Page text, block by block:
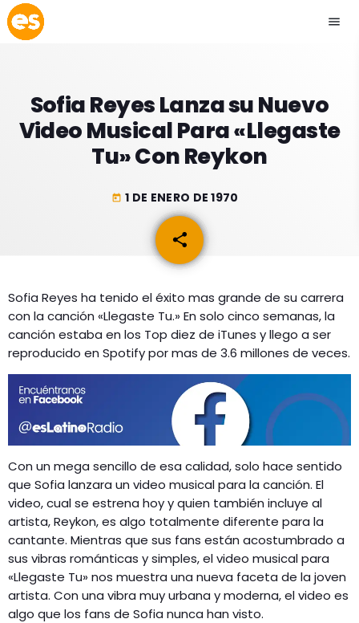
menu
play_arrow EMISIÓN LA PAZ
EMISIÓN COCHABAMBA
ACTUALIDAD
ESPECTÁCULOS
GEEKERS
MÚSICA
PROGRAMACIÓN
INICIO
RADIO SPLENDID
CONTACTO
Sofia Reyes Lanza su Nuevo
Video Musical Para «Llegaste
Tu» Con Reykon
today 1 DE ENERO DE 1970
share
email
Sofia Reyes ha tenido el éxito mas grande de su carrera
con la canción «Llegaste Tu.» En solo cinco semanas, la
canción estaba en los Top diez de iTunes y llego a ser
reproducido en Spotify por mas de 3.6 millones de veces.
Con un mega sencillo de esa calidad, solo hace sentido
que Sofia lanzara un video musical para la canción. El
video, cual se estrena hoy y quien también incluye al
artista, Reykon, es algo totalmente diferente para la
cantante. Mientras que sus fans están acostumbrado a
sus vibras románticas y simples, el video musical para
«Llegaste Tu» nos muestra una nueva faceta de la joven
artista. Con una vibra muy urbana y moderna, el video es
algo que los fans de Sofia nunca han visto.